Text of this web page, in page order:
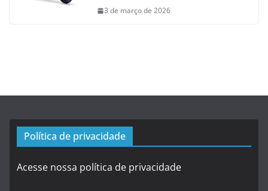
3 de março de 2026
Política de privacidade
Acesse nossa política de privacidade